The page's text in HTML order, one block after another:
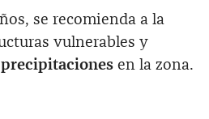
se recomienda a la
vulnerables y
en la zona.